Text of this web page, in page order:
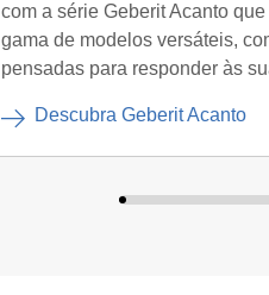
com a série Geberit Acanto
gama de modelos versáteis,
pensadas para responder às
Descubra Geberit Acanto